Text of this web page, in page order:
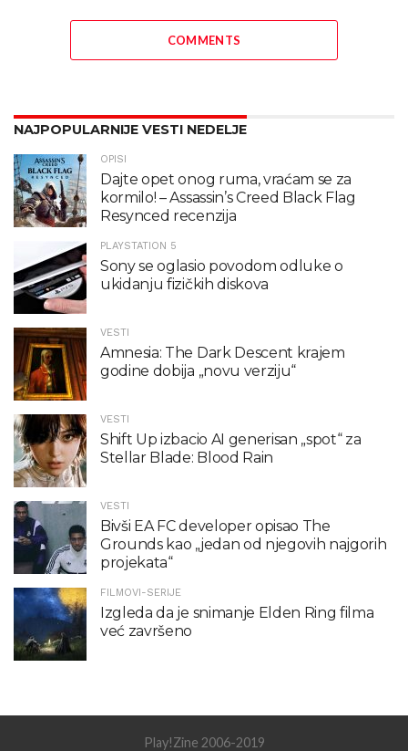
COMMENTS
NAJPOPULARNIJE VESTI NEDELJE
OPISI
Dajte opet onog ruma, vraćam se za
kormilo! – Assassin’s Creed Black Flag
Resynced recenzija
PLAYSTATION 5
Sony se oglasio povodom odluke o
ukidanju fizičkih diskova
VESTI
Amnesia: The Dark Descent krajem
godine dobija „novu verziju“
VESTI
Shift Up izbacio AI generisan „spot“ za
Stellar Blade: Blood Rain
VESTI
Bivši EA FC developer opisao The
Grounds kao „jedan od njegovih najgorih
projekata“
FILMOVI-SERIJE
Izgleda da je snimanje Elden Ring filma
već završeno
Play!Zine 2006-2019